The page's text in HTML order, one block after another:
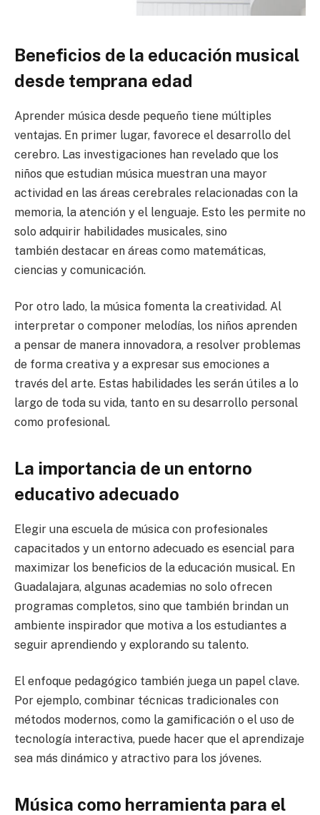
Beneficios de la educación musical
desde temprana edad
Aprender música desde pequeño tiene múltiples
ventajas. En primer lugar, favorece el desarrollo del
cerebro. Las investigaciones han revelado que los
niños que estudian música muestran una mayor
actividad en las áreas cerebrales relacionadas con la
memoria, la atención y el lenguaje. Esto les permite no
solo adquirir habilidades musicales, sino
también destacar en áreas como matemáticas,
ciencias y comunicación.
Por otro lado, la música fomenta la creatividad. Al
interpretar o componer melodías, los niños aprenden
a pensar de manera innovadora, a resolver problemas
de forma creativa y a expresar sus emociones a
través del arte. Estas habilidades les serán útiles a lo
largo de toda su vida, tanto en su desarrollo personal
como profesional.
La importancia de un entorno
educativo adecuado
Elegir una escuela de música con profesionales
capacitados y un entorno adecuado es esencial para
maximizar los beneficios de la educación musical. En
Guadalajara, algunas academias no solo ofrecen
programas completos, sino que también brindan un
ambiente inspirador que motiva a los estudiantes a
seguir aprendiendo y explorando su talento.
El enfoque pedagógico también juega un papel clave.
Por ejemplo, combinar técnicas tradicionales con
métodos modernos, como la gamificación o el uso de
tecnología interactiva, puede hacer que el aprendizaje
sea más dinámico y atractivo para los jóvenes.
Música como herramienta para el